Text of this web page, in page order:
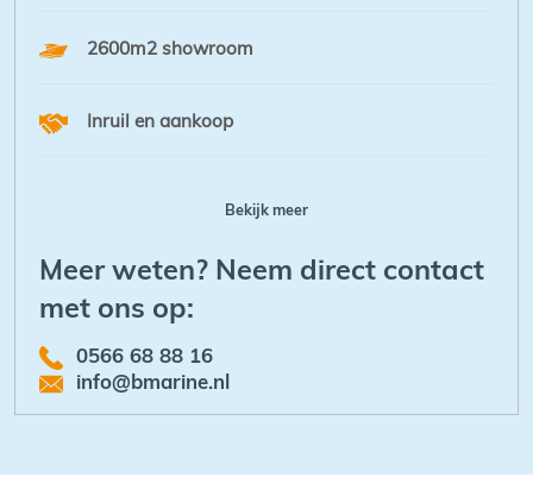
2600m2 showroom
Inruil en aankoop
Bekijk meer
Meer weten? Neem direct contact
met ons op:
0566 68 88 16
info@bmarine.nl